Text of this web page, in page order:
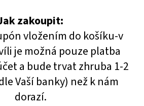
zakoupit:
vložením do košíku-v
je možná pouze platba
a bude trvat zhruba 1-2
Vaší banky) než k nám
dorazí.